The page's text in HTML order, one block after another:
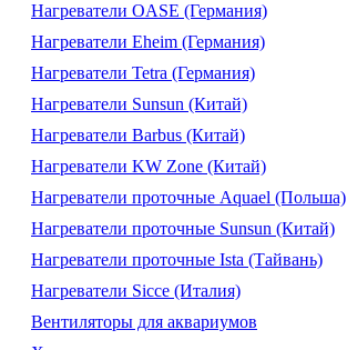
Нагреватели OASE (Германия)
Нагреватели Eheim (Германия)
Нагреватели Tetra (Германия)
Нагреватели Sunsun (Китай)
Нагреватели Barbus (Китай)
Нагреватели KW Zone (Китай)
Нагреватели проточные Aquael (Польша)
Нагреватели проточные Sunsun (Китай)
Нагреватели проточные Ista (Тайвань)
Нагреватели Sicce (Италия)
Вентиляторы для аквариумов